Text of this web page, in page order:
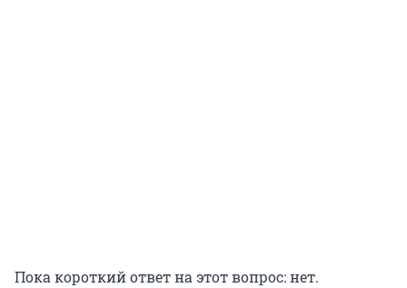
Пока короткий ответ на этот вопрос: нет.